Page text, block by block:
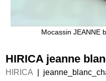
Mocassin JEANNE
HIRICA jeanne
HIRICA